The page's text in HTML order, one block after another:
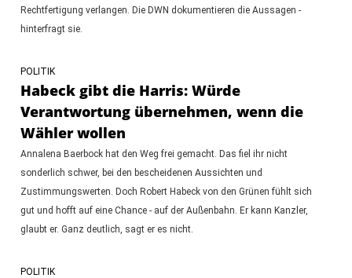
Rechtfertigung verlangen. Die DWN dokumentieren die Aussagen -
hinterfragt sie.
POLITIK
Habeck gibt die Harris: Würde
Verantwortung übernehmen, wenn die
Wähler wollen
Annalena Baerbock hat den Weg frei gemacht. Das fiel ihr nicht
sonderlich schwer, bei den bescheidenen Aussichten und
Zustimmungswerten. Doch Robert Habeck von den Grünen fühlt sich
gut und hofft auf eine Chance - auf der Außenbahn. Er kann Kanzler,
glaubt er. Ganz deutlich, sagt er es nicht.
POLITIK